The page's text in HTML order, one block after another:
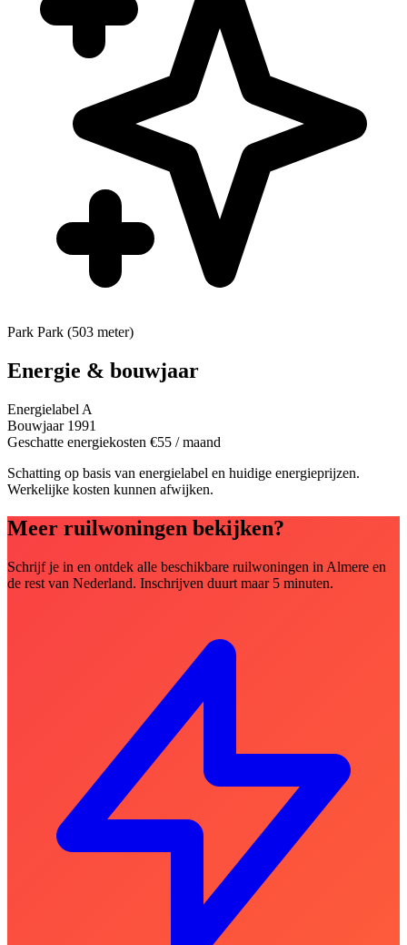
Park Park (503 meter)
Energie & bouwjaar
Energielabel A
Bouwjaar 1991
Geschatte energiekosten €55 / maand
Schatting op basis van energielabel en huidige energieprijzen.
Werkelijke kosten kunnen afwijken.
Meer ruilwoningen bekijken?
Schrijf je in en ontdek alle beschikbare ruilwoningen in Almere en
de rest van Nederland. Inschrijven duurt maar 5 minuten.